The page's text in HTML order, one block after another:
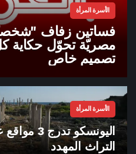
الأسرة المرأة
فساتين زفاف
مصريّة تحوّل حكاية
تصميم خاص
الأسرة المرأة
اليونسكو
التراث المهدد